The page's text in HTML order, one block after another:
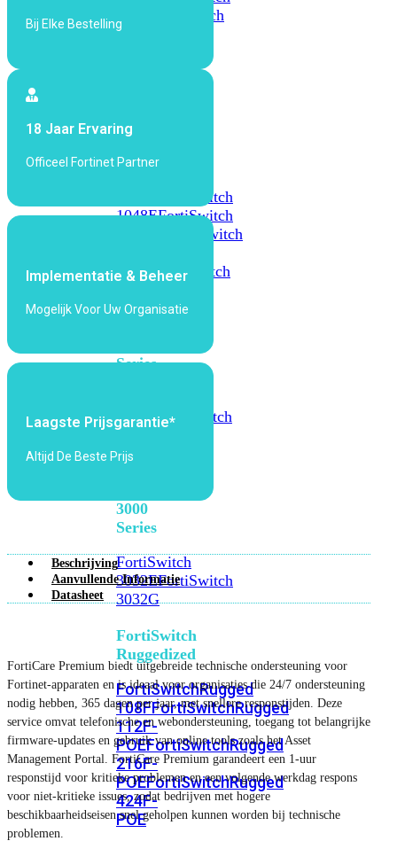
FortiSwitch
648F-
1000
FortiSwitch
1048EFortiSwitch
FortiSwitch
FPOEFortiSwitch
Series
2048FFortiSwitch
2048F-
B2F
3000
Series
FortiSwitch
3032EFortiSwitch
3032G
FortiSwitch
Ruggedized
FortiSwitchRugged
108FFortiSwitchRugged
112F-
POEFortiSwitchRugged
216F-
POEFortiSwitchRugged
424F-
POE
Bij Elke Bestelling
18 Jaar Ervaring
Officeel Fortinet Partner
Implementatie & Beheer
Mogelijk Voor Uw Organisatie
Laagste Prijsgarantie*
Altijd De Beste Prijs
Beschrijving
Aanvullende Informatie
Datasheet
FortiCare Premium biedt uitgebreide technische ondersteuning voor
Fortinet-apparaten en is ideaal voor organisaties die 24/7 ondersteuning
nodig hebben, 365 dagen per jaar, met snellere responstijden. Deze
service omvat telefonische en webondersteuning, toegang tot belangrijke
firmware-updates en gebruik van online tools zoals het Asset
Management Portal. FortiCare Premium garandeert een 1-uur
responstijd voor kritieke problemen en een volgende werkdag respons
voor niet-kritieke issues, zodat bedrijven met hogere
beschikbaarheidseisen snel geholpen kunnen worden bij technische
problemen.